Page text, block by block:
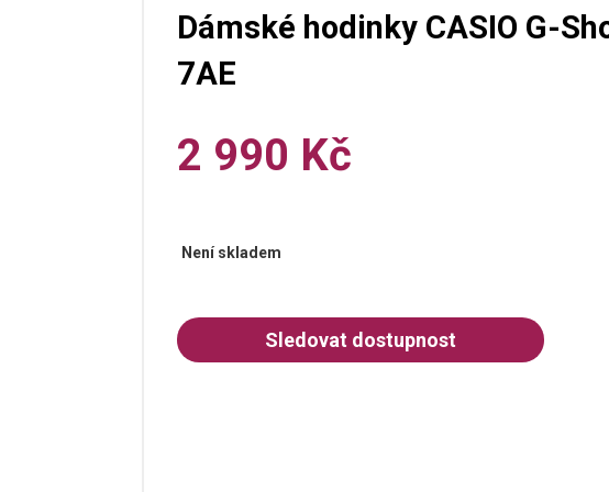
Dámské hodinky CASIO G-
7AE
2 990 Kč
Není skladem